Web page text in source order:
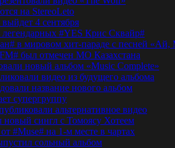
на StereoLeto
4 сентября
легендарных #YES Крис Сквайр#
в мировом хит-параде с песней «Ай,
был отмечен МО Казахстана
новый альбом «Music Complete»
видео из будущего альбома
название нового альбом
супергруппу
альтернативное видео
сингл с Томоясу Хотеем
#Muse# на 1-м месте в чартах
сольный альбом